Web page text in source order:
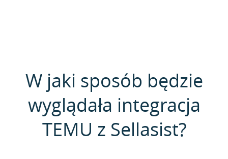
W jaki sposób będzie
wyglądała integracja
TEMU z Sellasist?